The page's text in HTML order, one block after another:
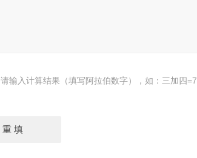
请输入计算结果（填写阿拉伯数字），如：三加四=7